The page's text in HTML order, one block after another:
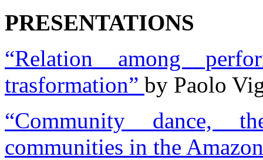
PRESENTATIONS
“Relation among
trasformation” by Paolo
“Community dance,
communities in the